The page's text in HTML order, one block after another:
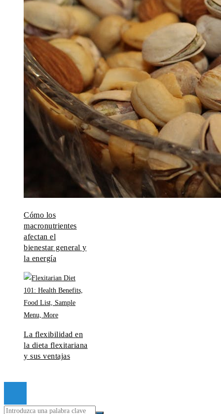
Cómo los
macronutrientes
afectan el
bienestar general y
la energía
La flexibilidad en
la dieta flexitariana
y sus ventajas